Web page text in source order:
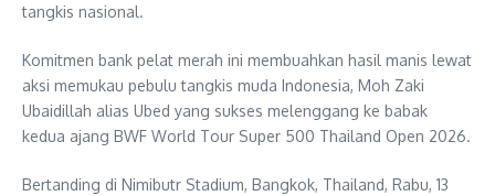
tangkis nasional.
Komitmen bank pelat merah ini membuahkan hasil manis lewat
aksi memukau pebulu tangkis muda Indonesia, Moh Zaki
Ubaidillah alias Ubed yang sukses melenggang ke babak
kedua ajang BWF World Tour Super 500 Thailand Open 2026.
Bertanding di Nimibutr Stadium, Bangkok, Thailand, Rabu, 13